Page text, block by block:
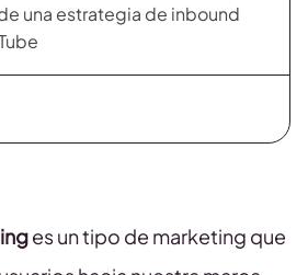
una estrategia de inbound
es un tipo de marketing que